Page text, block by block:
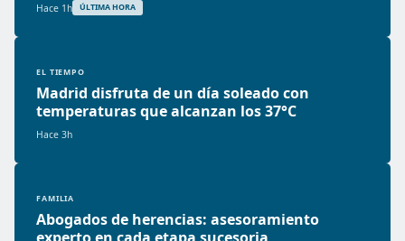
Hace 1h ÚLTIMA HORA
EL TIEMPO
Madrid disfruta de un día soleado con
temperaturas que alcanzan los 37°C
Hace 3h
FAMILIA
Abogados de herencias: asesoramiento